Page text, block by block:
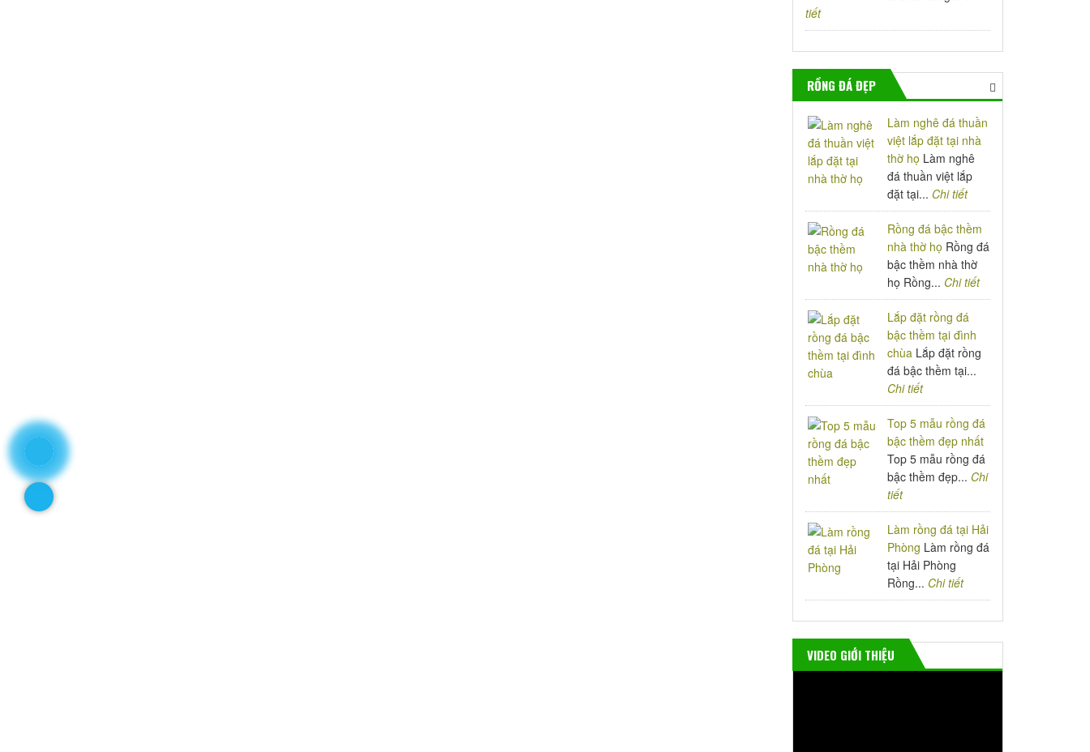
tiết
RỒNG ĐÁ ĐẸP
Làm nghê đá thuần
việt lắp đặt tại nhà
thờ họ Làm nghê
đá thuần việt lắp
đặt tại... Chi tiết
Rồng đá bậc thềm
nhà thờ họ Rồng đá
bậc thềm nhà thờ
họ Rồng... Chi tiết
Lắp đặt rồng đá
bậc thềm tại đình
chùa Lắp đặt rồng
đá bậc thềm tại...
Chi tiết
Top 5 mẫu rồng đá
bậc thềm đẹp nhất
Top 5 mẫu rồng đá
bậc thềm đẹp... Chi
tiết
Làm rồng đá tại Hải
Phòng Làm rồng đá
tại Hải Phòng
Rồng... Chi tiết
VIDEO GIỚI THIỆU